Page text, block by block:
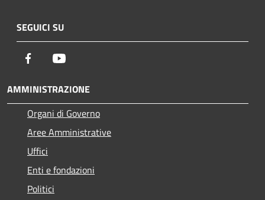
SEGUICI SU
Facebook
AMMINISTRAZIONE
Organi di Governo
Aree Amministrative
Uffici
Enti e fondazioni
Politici